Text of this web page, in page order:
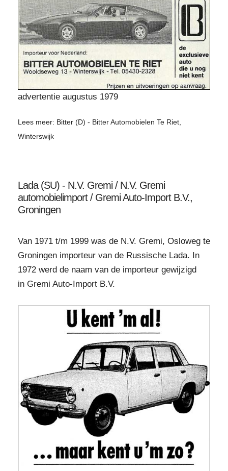
advertentie augustus 1979
Lees meer: Bitter (D) - Bitter Automobielen Te Riet,
Winterswijk
Lada (SU) - N.V. Gremi / N.V. Gremi
automobielimport / Gremi Auto-Import B.V.,
Groningen
Van 1971 t/m 1999 was de N.V. Gremi, Osloweg te
Groningen importeur van de Russische Lada. In
1972 werd de naam van de importeur gewijzigd
in Gremi Auto-Import B.V.